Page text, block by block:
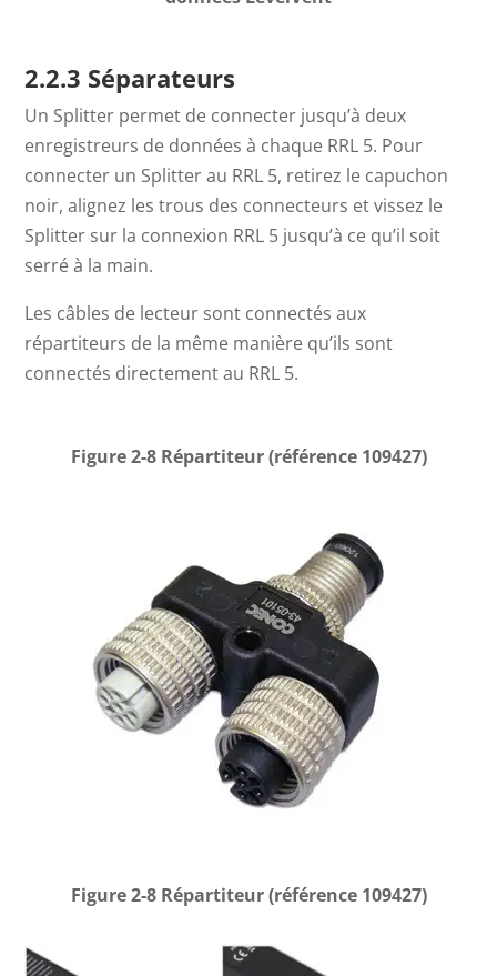
2.2.3 Séparateurs
Un Splitter permet de connecter jusqu’à deux
enregistreurs de données à chaque RRL 5. Pour
connecter un Splitter au RRL 5, retirez le capuchon
noir, alignez les trous des connecteurs et vissez le
Splitter sur la connexion RRL 5 jusqu’à ce qu’il soit
serré à la main.
Les câbles de lecteur sont connectés aux
répartiteurs de la même manière qu’ils sont
connectés directement au RRL 5.
Figure 2-8 Répartiteur (référence 109427)
Figure 2-8 Répartiteur (référence 109427)